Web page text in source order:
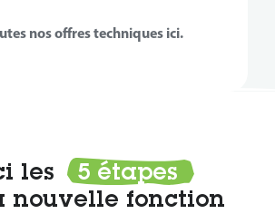
nos offres techniques ici.
les
5 étapes
nouvelle fonction